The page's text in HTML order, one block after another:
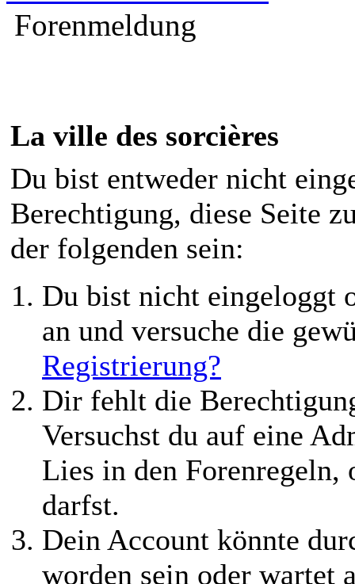
Forenmeldung
La ville des sorcières
Du bist entweder nicht
Berechtigung, diese Seite
der folgenden sein:
Du bist nicht eingeloggt
an und versuche die
Registrierung?
Dir fehlt die
Versuchst du auf eine
Lies in den Forenregeln,
darfst.
Dein Account könnte
worden sein oder wartet